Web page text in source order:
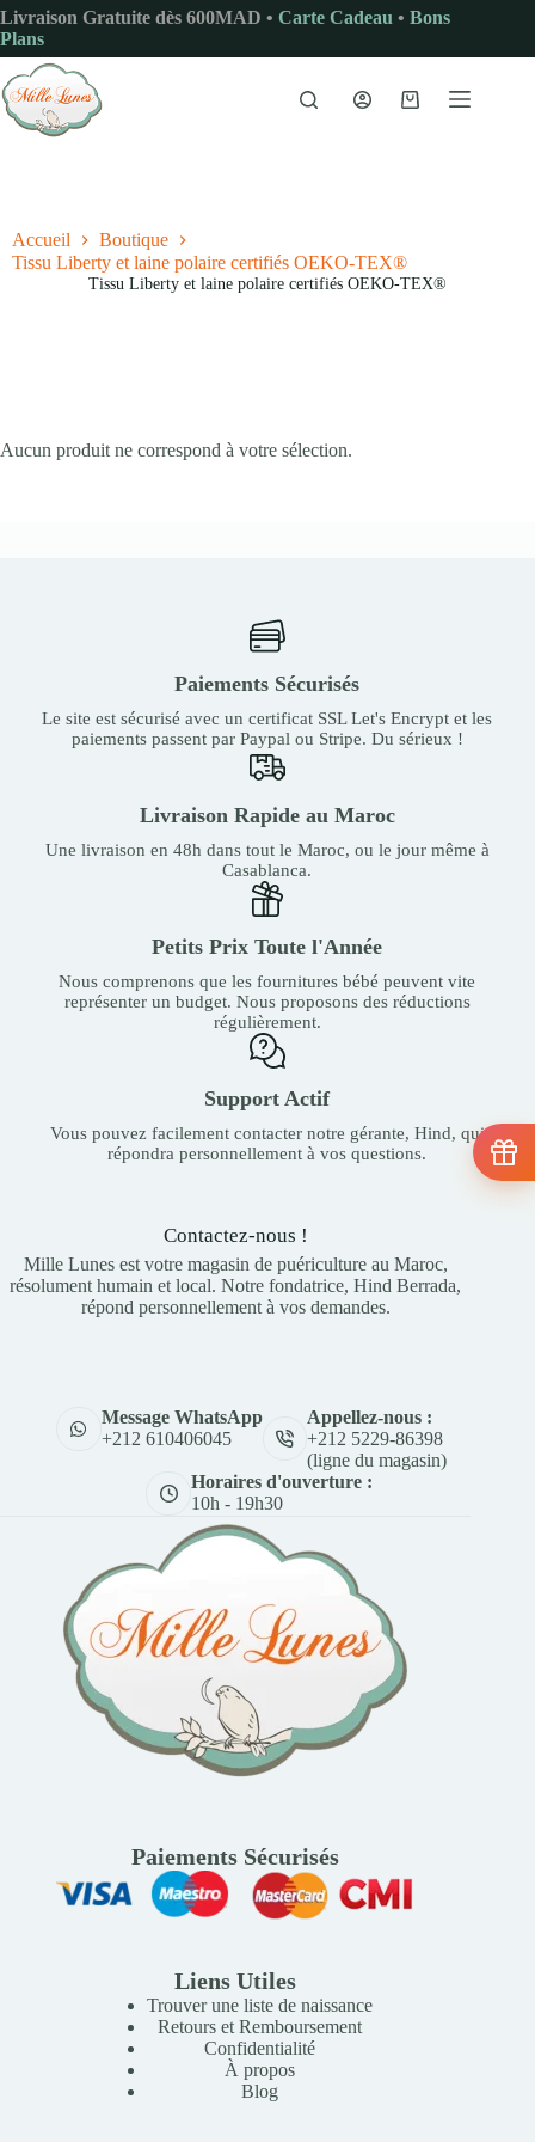
Passer
au
contenu
Livraison Gratuite dès 600MAD • Carte Cadeau • Bons
Plans
Panier
Accueil
Boutique
Tissu Liberty et laine polaire certifiés OEKO-TEX®
Tissu Liberty et laine polaire certifiés OEKO-TEX®
Aucun produit ne correspond à votre sélection.
Paiements Sécurisés
Le site est sécurisé avec un certificat SSL Let's Encrypt et les
paiements passent par Paypal ou Stripe. Du sérieux !
Livraison Rapide au Maroc
Une livraison en 48h dans tout le Maroc, ou le jour même à
Casablanca.
Petits Prix Toute l'Année
Nous comprenons que les fournitures bébé peuvent vite
représenter un budget. Nous proposons des réductions
régulièrement.
Support Actif
Vous pouvez facilement contacter notre gérante, Hind, qui
répondra personnellement à vos questions.
Contactez-nous !
Mille Lunes est votre magasin de puériculture au Maroc,
résolument humain et local. Notre fondatrice, Hind Berrada,
répond personnellement à vos demandes.
Message WhatsApp
+212 610406045
Appellez-nous :
+212 5229-86398
(ligne du magasin)
Horaires d'ouverture :
10h - 19h30
Paiements Sécurisés
Liens Utiles
Trouver une liste de naissance
Retours et Remboursement
Confidentialité
À propos
Blog